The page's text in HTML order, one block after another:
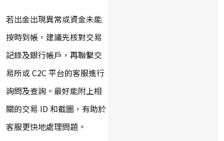
若出金出現異常或資金未能
按時到帳，建議先核對交易
記錄及銀行帳戶，再聯繫交
易所或 C2C 平台的客服進行
詢問及查詢。最好能附上相
關的交易 ID 和截圖，有助於
客服更快地處理問題。